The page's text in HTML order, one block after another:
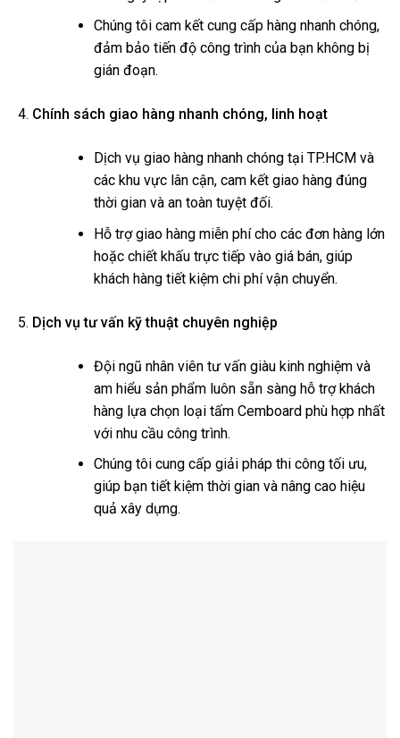
Chúng tôi cam kết cung cấp hàng nhanh chóng,
đảm bảo tiến độ công trình của bạn không bị
gián đoạn.
Chính sách giao hàng nhanh chóng, linh hoạt
Dịch vụ giao hàng nhanh chóng tại TP.HCM và
các khu vực lân cận, cam kết giao hàng đúng
thời gian và an toàn tuyệt đối.
Hỗ trợ giao hàng miễn phí cho các đơn hàng lớn
hoặc chiết khấu trực tiếp vào giá bán, giúp
khách hàng tiết kiệm chi phí vận chuyển.
Dịch vụ tư vấn kỹ thuật chuyên nghiệp
Đội ngũ nhân viên tư vấn giàu kinh nghiệm và
am hiểu sản phẩm luôn sẵn sàng hỗ trợ khách
hàng lựa chọn loại tấm Cemboard phù hợp nhất
với nhu cầu công trình.
Chúng tôi cung cấp giải pháp thi công tối ưu,
giúp bạn tiết kiệm thời gian và nâng cao hiệu
quả xây dựng.